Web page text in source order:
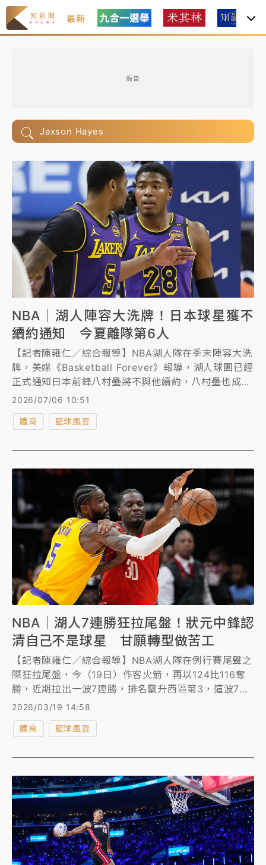
最新
廣告
Jaxson Hayes
NBA｜湖人陣容大洗牌！日本球星獲不
續約通知 今夏離隊第6人
【記者陳雍仁／綜合報導】NBA湖人隊在季末陣容大洗
牌，美媒《Basketball Forever》報導，湖人球團已經
正式通知日本前鋒八村壘將不與他續約，八村壘也成為
今夏繼「詹皇」詹姆斯（LeBron James）後，第6位
2026/07/06 10:51
體育 籃球風雲
NBA｜湖人7連勝狂拉尾盤！狀元中鋒認
清自己不是球星 甘願轉型做苦工
【記者陳雍仁／綜合報導】NBA湖人隊在例行賽尾聲之
際狂拉尾盤，今（19日）作客火箭，再以124比116奪
勝，近期拉出一波7連勝，排名竄升西區第3，這波7連
勝期間，除了陣中3巨頭表現精采，狀元中鋒艾頓
（Deandre Ayton）自爆認清自己「不是球星」，開
始放下身段，甘願在禁區做苦工，也成為隱形功臣。
2026/03/19 14:58
體育 籃球風雲